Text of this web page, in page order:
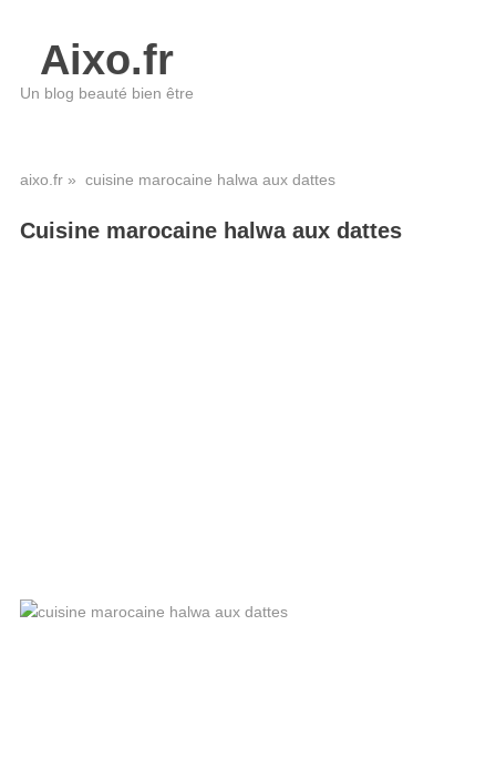
Aixo.fr
Un blog beauté bien être
aixo.fr» cuisine marocaine halwa aux dattes
Cuisine marocaine halwa aux dattes